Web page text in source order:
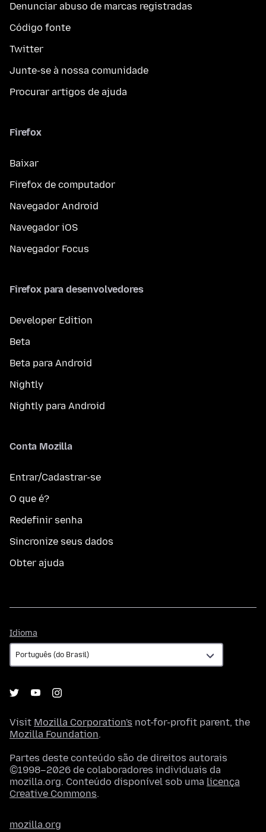
Denunciar abuso de marcas registradas
Código fonte
Twitter
Junte-se à nossa comunidade
Procurar artigos de ajuda
Firefox
Baixar
Firefox de computador
Navegador Android
Navegador iOS
Navegador Focus
Firefox para desenvolvedores
Developer Edition
Beta
Beta para Android
Nightly
Nightly para Android
Conta Mozilla
Entrar/Cadastrar-se
O que é?
Redefinir senha
Sincronize seus dados
Obter ajuda
Idioma
Visit Mozilla Corporation's not-for-profit parent, the
Mozilla Foundation.
Partes deste conteúdo são de direitos autorais
©1998–2026 de colaboradores individuais da
mozilla.org. Conteúdo disponível sob uma licença
Creative Commons.
mozilla.org